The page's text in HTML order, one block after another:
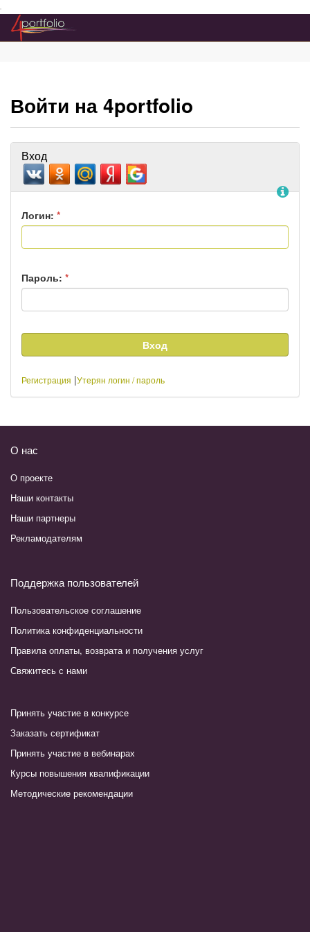
Преейти на главное меню
Войти на 4portfolio
Вход
Логин: *
Пароль: *
Регистрация |Утерян логин / пароль
О нас
О проекте
Наши контакты
Наши партнеры
Рекламодателям
Поддержка пользователей
Пользовательское соглашение
Политика конфиденциальности
Правила оплаты, возврата и получения услуг
Свяжитесь с нами
Принять участие в конкурсе
Заказать сертификат
Принять участие в вебинарах
Курсы повышения квалификации
Методические рекомендации